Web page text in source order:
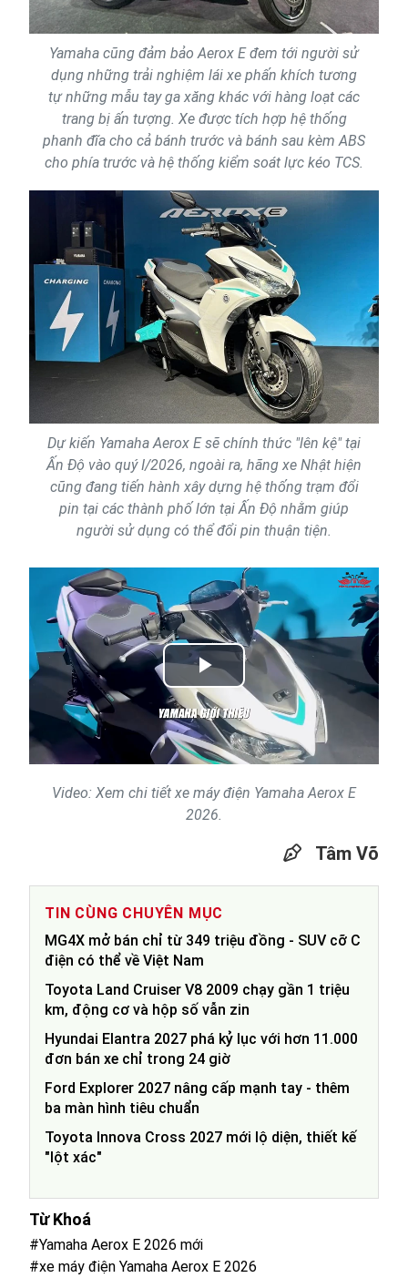
Yamaha cũng đảm bảo Aerox E đem tới người sử
dụng những trải nghiệm lái xe phấn khích tương
tự những mẫu tay ga xăng khác với hàng loạt các
trang bị ấn tượng. Xe được tích hợp hệ thống
phanh đĩa cho cả bánh trước và bánh sau kèm ABS
cho phía trước và hệ thống kiểm soát lực kéo TCS.
Dự kiến Yamaha Aerox E sẽ chính thức "lên kệ" tại
Ấn Độ vào quý I/2026, ngoài ra, hãng xe Nhật hiện
cũng đang tiến hành xây dựng hệ thống trạm đổi
pin tại các thành phố lớn tại Ấn Độ nhằm giúp
người sử dụng có thể đổi pin thuận tiện.
Play
Video
Video: Xem chi tiết xe máy điện Yamaha Aerox E
2026.
Tâm Võ
TIN CÙNG CHUYÊN MỤC
MG4X mở bán chỉ từ 349 triệu đồng - SUV cỡ C
điện có thể về Việt Nam
Toyota Land Cruiser V8 2009 chạy gần 1 triệu
km, động cơ và hộp số vẫn zin
Hyundai Elantra 2027 phá kỷ lục với hơn 11.000
đơn bán xe chỉ trong 24 giờ
Ford Explorer 2027 nâng cấp mạnh tay - thêm
ba màn hình tiêu chuẩn
Toyota Innova Cross 2027 mới lộ diện, thiết kế
"lột xác"
Từ Khoá
#Yamaha Aerox E 2026 mới
#xe máy điện Yamaha Aerox E 2026